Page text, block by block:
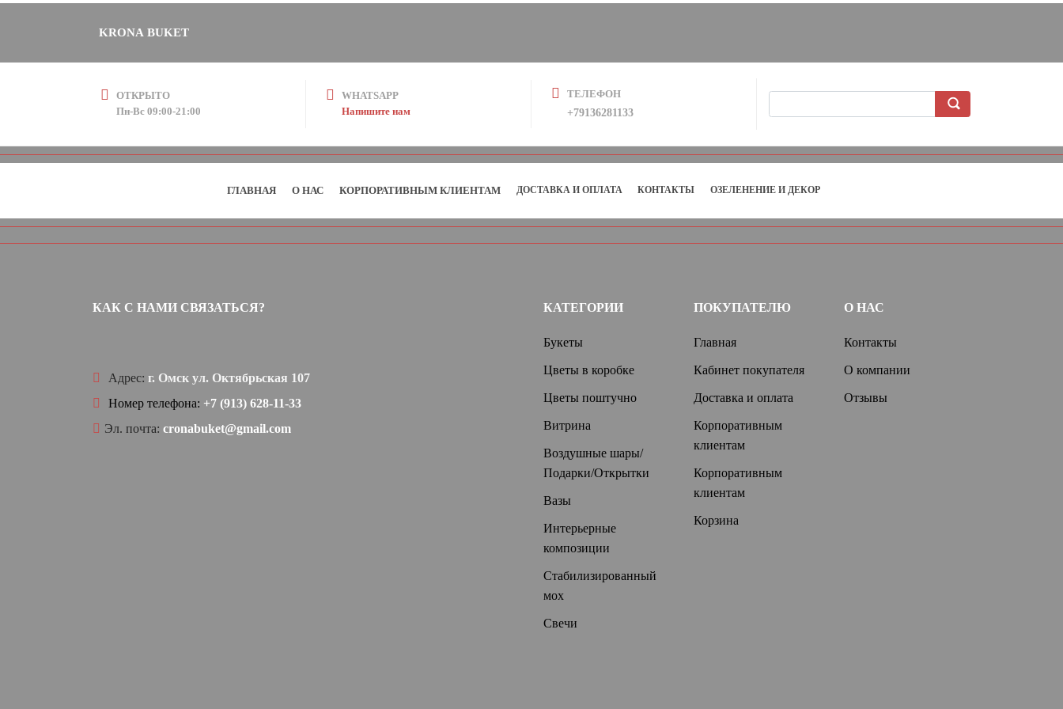
KRONA BUKET
ОТКРЫТО
Пн-Вс 09:00-21:00
WHATSAPP
Напишите нам
ТЕЛЕФОН
+79136281133
ГЛАВНАЯ О НАС КОРПОРАТИВНЫМ КЛИЕНТАМ ДОСТАВКА И ОПЛАТА КОНТАКТЫ ОЗЕЛЕНЕНИЕ И ДЕКОР
КАК С НАМИ СВЯЗАТЬСЯ?
Адрес: г. Омск ул. Октябрьская 107
Номер телефона: +7 (913) 628-11-33
Эл. почта: cronabuket@gmail.com
КАТЕГОРИИ
Букеты
Цветы в коробке
Цветы поштучно
Витрина
Воздушные шары/
Подарки/Открытки
Вазы
Интерьерные
композиции
Стабилизированный
мох
Свечи
ПОКУПАТЕЛЮ
Главная
Кабинет покупателя
Доставка и оплата
Корпоративным
клиентам
Корпоративным
клиентам
Корзина
О НАС
Контакты
О компании
Отзывы